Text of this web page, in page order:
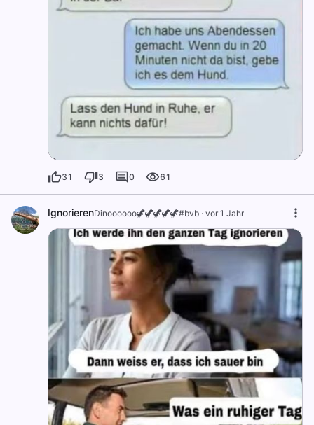
31 3 0 61
IgnorierenDinoooooo🦖🦖🦖🦖🦖#bvb · vor 1 Jahr